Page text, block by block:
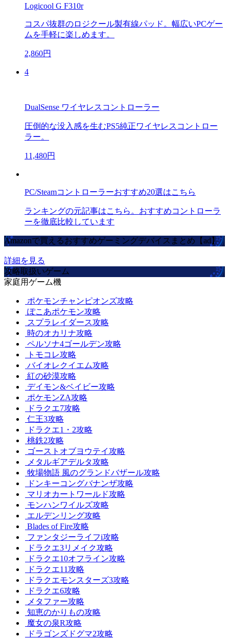
Logicool G F310r
コスパ抜群のロジクール製有線パッド。幅広いPCゲー
ムを手軽に楽しめます。
2,860円
4
DualSense ワイヤレスコントローラー
圧倒的な没入感を生むPS5純正ワイヤレスコントロー
ラー。
11,480円
PC/Steamコントローラーおすすめ20選はこちら
ランキングの元記事はこちら。おすすめコントローラ
ーを徹底比較しています
Amazonで買えるおすすめゲーミングデバイスまとめ【ad】
詳細を見る
攻略取扱いゲーム
家庭用ゲーム機
ポケモンチャンピオンズ攻略
ぽこあポケモン攻略
スプラレイダース攻略
時のオカリナ攻略
ペルソナ4ゴールデン攻略
トモコレ攻略
バイオレクイエム攻略
紅の砂漠攻略
デイモン&ベイビー攻略
ポケモンZA攻略
ドラクエ7攻略
仁王3攻略
ドラクエ1・2攻略
桃鉄2攻略
ゴーストオブヨウテイ攻略
メタルギアデルタ攻略
牧場物語 風のグランドバザール攻略
ドンキーコングバナンザ攻略
マリオカートワールド攻略
モンハンワイルズ攻略
エルデンリング攻略
Blades of Fire攻略
ファンタジーライフi攻略
ドラクエ3リメイク攻略
ドラクエ10オフライン攻略
ドラクエ11攻略
ドラクエモンスターズ3攻略
ドラクエ6攻略
メタファー攻略
知恵のかりもの攻略
魔女の泉R攻略
ドラゴンズドグマ2攻略